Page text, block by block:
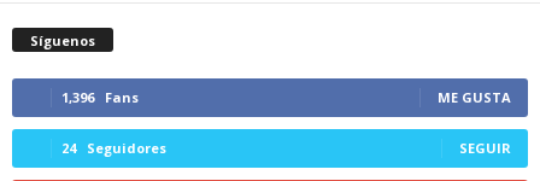
Síguenos
1,396 Fans ME GUSTA
24 Seguidores SEGUIR